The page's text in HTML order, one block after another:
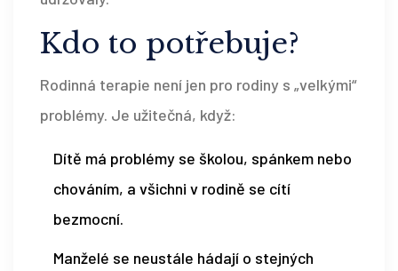
Kdo to potřebuje?
Rodinná terapie není jen pro rodiny s „velkými“
problémy. Je užitečná, když:
Dítě má problémy se školou, spánkem nebo
chováním, a všichni v rodině se cítí
bezmocní.
Manželé se neustále hádají o stejných